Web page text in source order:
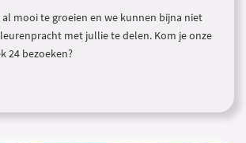
al mooi te groeien en we kunnen bijna niet
met jullie te delen. Kom je onze
24 bezoeken?